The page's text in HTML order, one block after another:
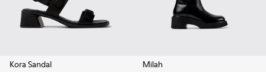
Kora Sandal
Milah